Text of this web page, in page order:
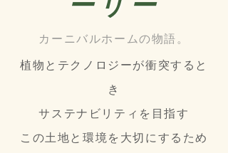
カーニバルホームの物語。
植物とテクノロジーが衝突すると
き
サステナビリティを目指す
この土地と環境を大切にするため